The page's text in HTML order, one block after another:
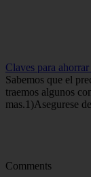
Claves para
Sabemos que el
traemos algunos
mas.1)Asegurese
Comments